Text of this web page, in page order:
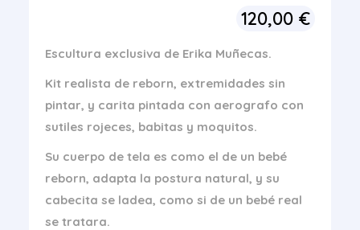
120,00 €
Escultura exclusiva de Erika Muñecas.
Kit realista de reborn, extremidades sin
pintar, y carita pintada con aerografo con
sutiles rojeces, babitas y moquitos.
Su cuerpo de tela es como el de un bebé
reborn, adapta la postura natural, y su
cabecita se ladea, como si de un bebé real
se tratara.